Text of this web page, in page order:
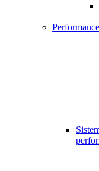
Performance